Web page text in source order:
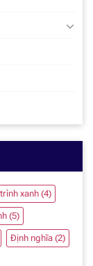
xanh(4)
(5)
Định nghĩa (2)